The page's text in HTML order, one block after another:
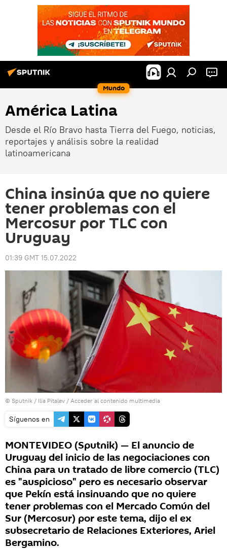
Mundo
América Latina
Desde el Río Bravo hasta Tierra del Fuego, noticias,
reportajes y análisis sobre la realidad
latinoamericana
China insinúa que no quiere
tener problemas con el
Mercosur por TLC con
Uruguay
01:39 GMT 15.07.2022
© Sputnik / Ilia Pitalev / Acceder al contenido multimedia
Síguenos en
MONTEVIDEO (Sputnik) — El anuncio de
Uruguay del inicio de las negociaciones con
China para un tratado de libre comercio (TLC)
es "auspicioso" pero es necesario observar
que Pekín está insinuando que no quiere
tener problemas con el Mercado Común del
Sur (Mercosur) por este tema, dijo el ex
subsecretario de Relaciones Exteriores, Ariel
Bergamino.